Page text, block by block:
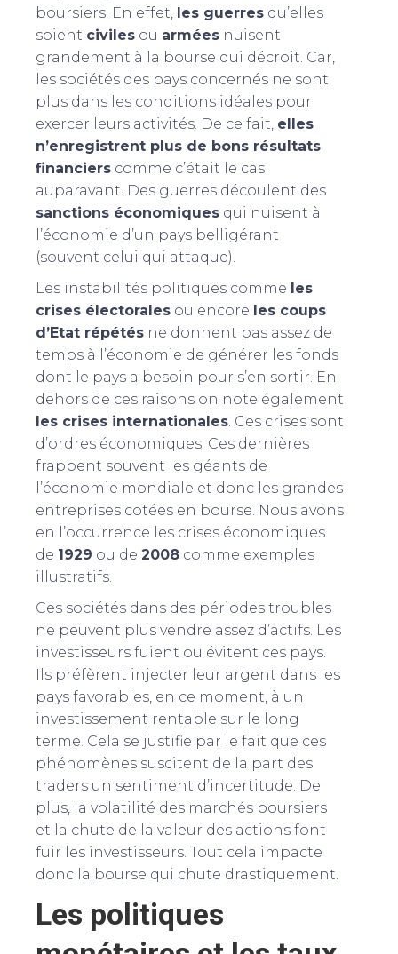
boursiers. En effet, les guerres qu’elles
soient civiles ou armées nuisent
grandement à la bourse qui décroit. Car,
les sociétés des pays concernés ne sont
plus dans les conditions idéales pour
exercer leurs activités. De ce fait, elles
n’enregistrent plus de bons résultats
financiers comme c’était le cas
auparavant. Des guerres découlent des
sanctions économiques qui nuisent à
l’économie d’un pays belligérant
(souvent celui qui attaque).
Les instabilités politiques comme les
crises électorales ou encore les coups
d’Etat répétés ne donnent pas assez de
temps à l’économie de générer les fonds
dont le pays a besoin pour s’en sortir. En
dehors de ces raisons on note également
les crises internationales. Ces crises sont
d’ordres économiques. Ces dernières
frappent souvent les géants de
l’économie mondiale et donc les grandes
entreprises cotées en bourse. Nous avons
en l’occurrence les crises économiques
de 1929 ou de 2008 comme exemples
illustratifs.
Ces sociétés dans des périodes troubles
ne peuvent plus vendre assez d’actifs. Les
investisseurs fuient ou évitent ces pays.
Ils préfèrent injecter leur argent dans les
pays favorables, en ce moment, à un
investissement rentable sur le long
terme. Cela se justifie par le fait que ces
phénomènes suscitent de la part des
traders un sentiment d’incertitude. De
plus, la volatilité des marchés boursiers
et la chute de la valeur des actions font
fuir les investisseurs. Tout cela impacte
donc la bourse qui chute drastiquement.
Les politiques